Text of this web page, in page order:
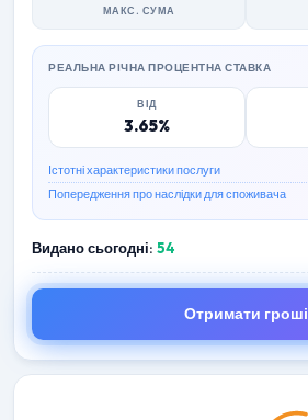
МАКС. СУМА
РЕАЛЬНА РІЧНА ПРОЦЕНТНА СТАВКА
ВІД
3.65%
Істотні характеристики послуги
Попередження про наслідки для споживача
Видано сьогодні: 54
Отримати гроші